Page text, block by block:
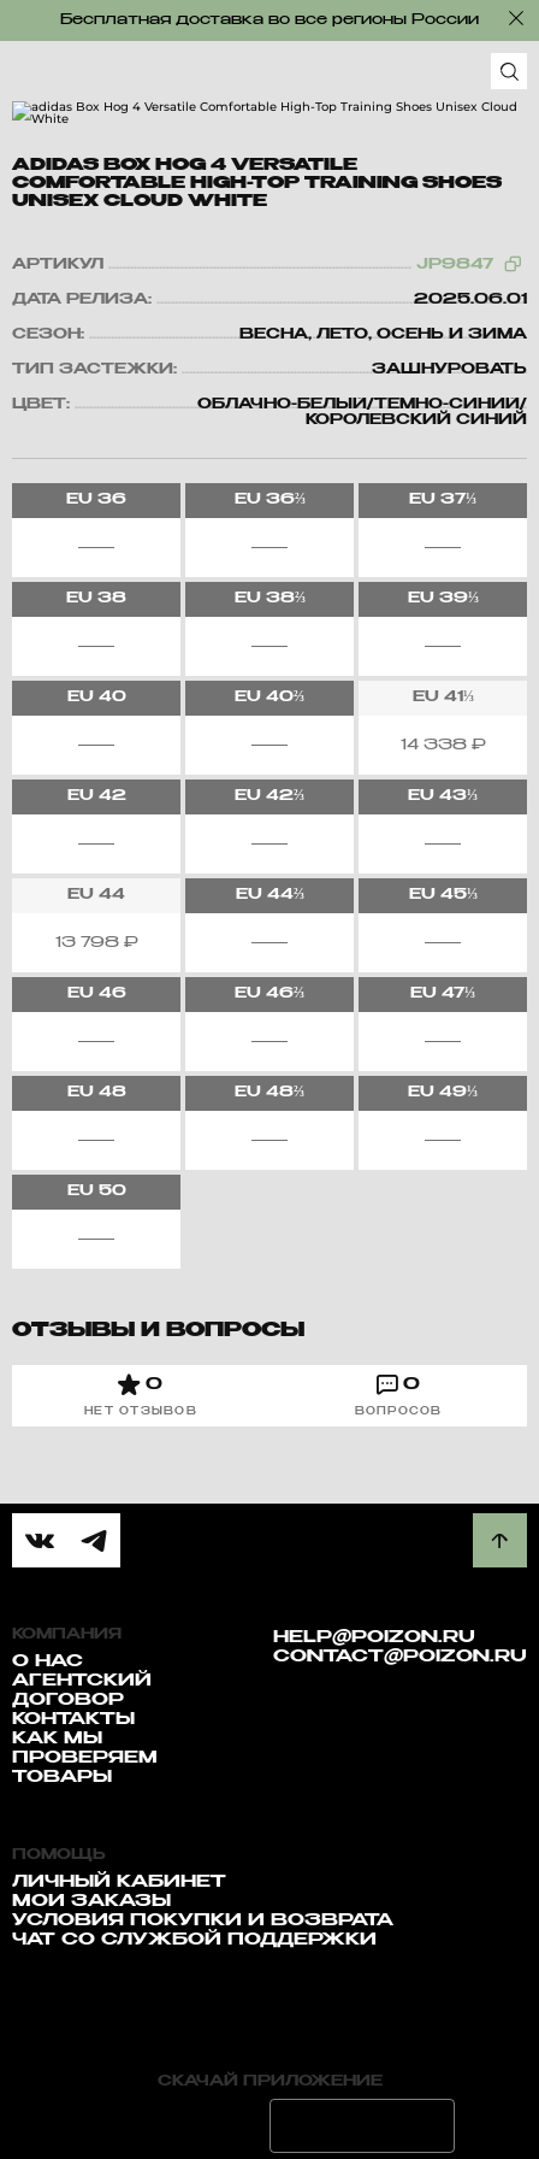
Бесплатная доставка во все регионы России
ADIDAS BOX HOG 4 VERSATILE
COMFORTABLE HIGH-TOP TRAINING SHOES
UNISEX CLOUD WHITE
АРТИКУЛ JP9847
ДАТА РЕЛИЗА: 2025.06.01
СЕЗОН: ВЕСНА, ЛЕТО, ОСЕНЬ И ЗИМА
ТИП ЗАСТЕЖКИ: ЗАШНУРОВАТЬ
ЦВЕТ:
ОБЛАЧНО-БЕЛЫЙ/ТЕМНО-СИНИЙ/
КОРОЛЕВСКИЙ СИНИЙ
EU 36 EU36⅔ EU 37⅓
EU 38 EU38⅔ EU39⅓
EU40 EU 40⅔ EU41⅓
14 338 ₽
EU42 EU 42⅔ EU 43⅓
EU 44
13 798 ₽
EU44⅔ EU45⅓
EU46 EU 46⅔ EU 47⅓
EU48 EU 48⅔ EU 49⅓
EU50
ОТЗЫВЫ И ВОПРОСЫ
0
НЕТ ОТЗЫВОВ
0
ВОПРОСОВ
КОМПАНИЯ
О НАС
АГЕНТСКИЙ
ДОГОВОР
КОНТАКТЫ
КАК МЫ
ПРОВЕРЯЕМ
ТОВАРЫ
HELP@POIZON.RU
CONTACT@POIZON.RU
ПОМОЩЬ
ЛИЧНЫЙ КАБИНЕТ
МОИ ЗАКАЗЫ
УСЛОВИЯ ПОКУПКИ И ВОЗВРАТА
ЧАТ СО СЛУЖБОЙ ПОДДЕРЖКИ
СКАЧАЙ ПРИЛОЖЕНИЕ